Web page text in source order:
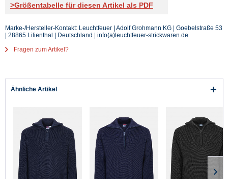
>Größentabelle für diesen Artikel als PDF
Marke-/Hersteller-Kontakt: Leuchtfeuer | Adolf Grohmann KG | Goebelstraße 53
| 28865 Lilienthal | Deutschland | info(a)leuchtfeuer-strickwaren.de
Fragen zum Artikel?
Ähnliche Artikel